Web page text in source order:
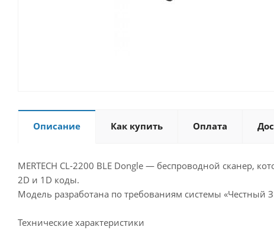
Описание Как купить Оплата
MERTECH CL-2200 BLE Dongle — беспроводной сканер,
2D и 1D коды.
Модель разработана по требованиям системы «Честный
Технические характеристики